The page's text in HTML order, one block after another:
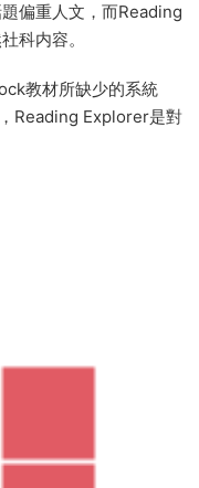
偏重人文，而Reading
科内容。
教材所缺少的系統
Reading Explorer是對